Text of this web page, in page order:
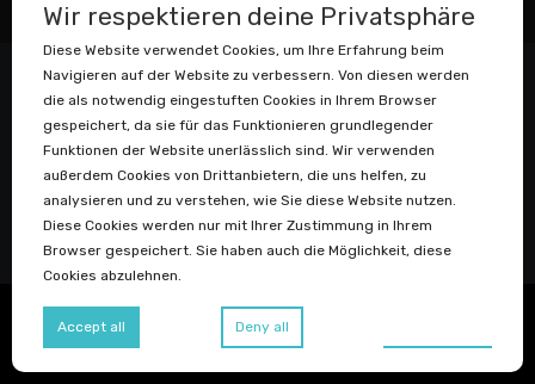
Datenstaubsauger
Copyright © Igor Adolph Blogus
Wir respektieren deine Privatsphäre
Diese Website verwendet Cookies, um Ihre Erfahrung beim
Navigieren auf der Website zu verbessern. Von diesen werden
die als notwendig eingestuften Cookies in Ihrem Browser
gespeichert, da sie für das Funktionieren grundlegender
Funktionen der Website unerlässlich sind. Wir verwenden
außerdem Cookies von Drittanbietern, die uns helfen, zu
analysieren und zu verstehen, wie Sie diese Website nutzen.
Diese Cookies werden nur mit Ihrer Zustimmung in Ihrem
Browser gespeichert. Sie haben auch die Möglichkeit, diese
Cookies abzulehnen.
Accept all Deny all